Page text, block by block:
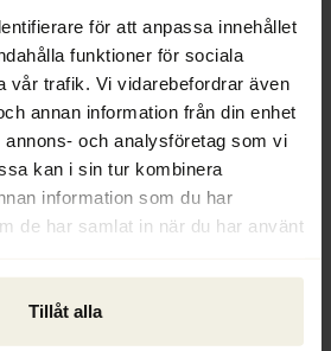
för att anpassa innehållet
funktioner för sociala
vår trafik. Vi vidarebefordrar även
annan information från din enhet
och analysföretag som vi
kan i sin tur kombinera
information som du har
de har samlat in när du har använt
Tillåt alla
ut ska vi
kontrollen till
som i sin
Skatteverket. Detta
för dem, påpekar
Skatteverket att de
såväl